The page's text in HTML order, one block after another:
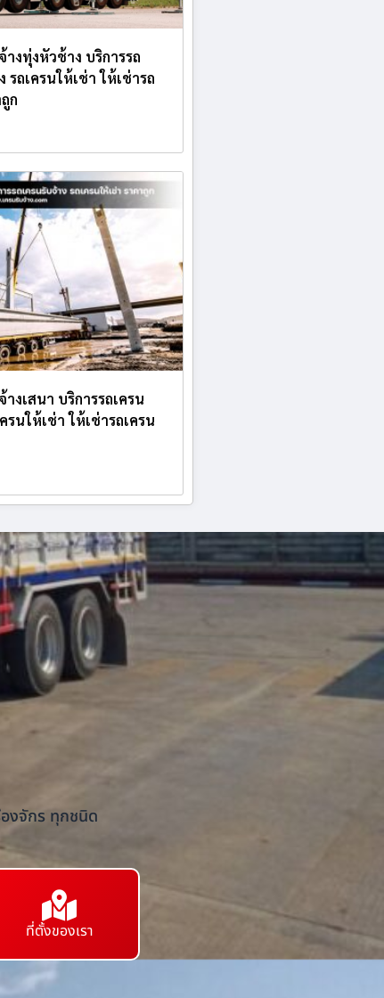
างทุ่งหัวช้าง บริการรถ
รถเครนให้เช่า ให้เช่ารถ
ก
างเสนา บริการรถเครน
รนให้เช่า ให้เช่ารถเครน
องจักร ทุกชนิด
ที่ตั้งของเรา